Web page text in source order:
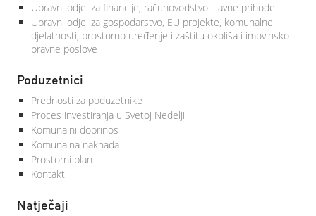
Upravni odjel za financije, računovodstvo i javne prihode
Upravni odjel za gospodarstvo, EU projekte, komunalne
djelatnosti, prostorno uređenje i zaštitu okoliša i imovinsko-
pravne poslove
Poduzetnici
Prednosti za poduzetnike
Proces investiranja u Svetoj Nedelji
Komunalni doprinos
Komunalna naknada
Prostorni plan
Kontakt
Natječaji